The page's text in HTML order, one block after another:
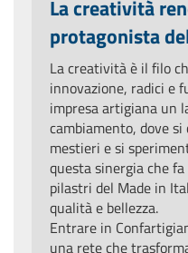
La creatività
protagonista
La creatività è il filo
innovazione, radici e
impresa artigiana un
cambiamento, dove
mestieri e si
questa sinergia che
pilastri del Made in
qualità e bellezza.
Entrare in
una rete che